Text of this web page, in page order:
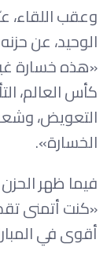
وعقب اللقاء،
الوحيد، عن
«هذه خسارة
كأس العالم،
التعويض،
الخسارة».
فيما ظهر
«كنت أتمنى
أقوى في